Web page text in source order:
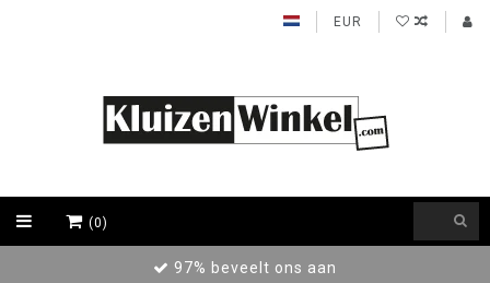
EUR
(0)
97% beveelt ons aan